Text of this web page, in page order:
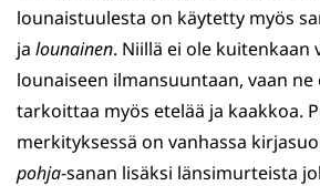
lounaistuulesta on käytetty myös
ja lounainen. Niillä ei ole kuitenkaan
lounaiseen ilmansuuntaan, vaan
tarkoittaa myös etelää ja kaakkoa.
merkityksessä on vanhassa
pohja-sanan lisäksi länsimurteista